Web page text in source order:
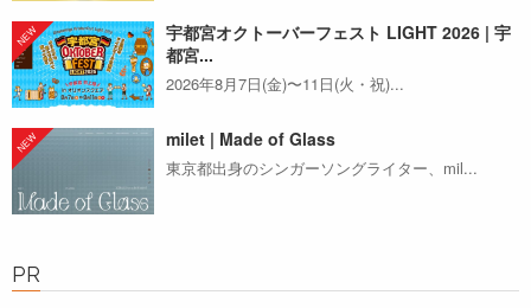
宇都宮オクトーバーフェスト LIGHT 2026 | 宇
都宮...
2026年8月7日(金)〜11日(火・祝)...
milet | Made of Glass
東京都出身のシンガーソングライター、mil...
PR